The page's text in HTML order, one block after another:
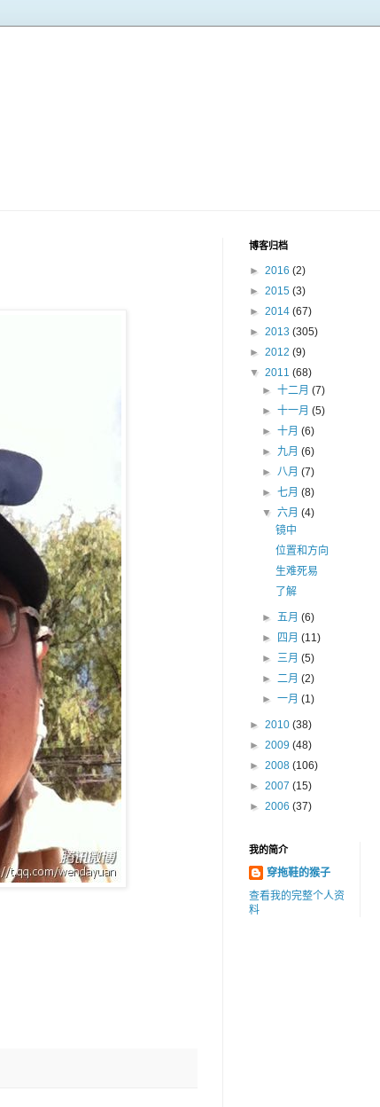
博客归档
► 2016 (2)
► 2015 (3)
► 2014 (67)
► 2013 (305)
► 2012 (9)
▼ 2011 (68)
►十二月(7)
►十一月(5)
►十月(6)
► 九月(6)
►八月(7)
►七月(8)
▼六月(4)
镜中
位置和方向
生难死易
了解
►五月(6)
►
四月(11)
►三月(5)
►二月(2)
►一月(1)
► 2010 (38)
► 2009 (48)
► 2008 (106)
► 2007 (15)
► 2006 (37)
我的简介
穿拖鞋的猴子
查看我的完整个人资
料